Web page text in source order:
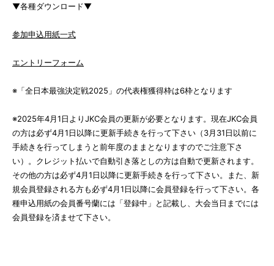
▼各種ダウンロード▼
参加申込用紙一式
エントリーフォーム
※「全日本最強決定戦2025」の代表権獲得枠は6枠となります
※2025年4月1日よりJKC会員の更新が必要となります。現在JKC会員
の方は必ず4月1日以降に更新手続きを行って下さい（3月31日以前に
手続きを行ってしまうと前年度のままとなりますのでご注意下さ
い）。クレジット払いで自動引き落としの方は自動で更新されます。
その他の方は必ず4月1日以降に更新手続きを行って下さい。また、新
規会員登録される方も必ず4月1日以降に会員登録を行って下さい。各
種申込用紙の会員番号蘭には「登録中」と記載し、大会当日までには
会員登録を済ませて下さい。